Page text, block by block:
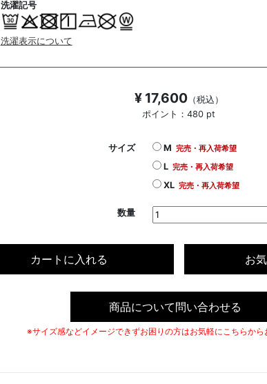
洗濯記号
洗濯表示について
¥ 17,600（税込）
ポイント：480 pt
サイズ M 完売・再入荷希望
L 完売・再入荷希望
XL 完売・再入荷希望
数量
カートに入れる お
商品について問い合わせる
※サイズ感などイメージできずお困りの方はお気軽にこちらから